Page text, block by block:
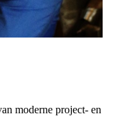
moderne project- en